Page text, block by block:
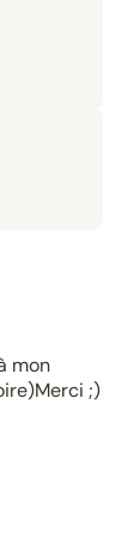
mon
;)